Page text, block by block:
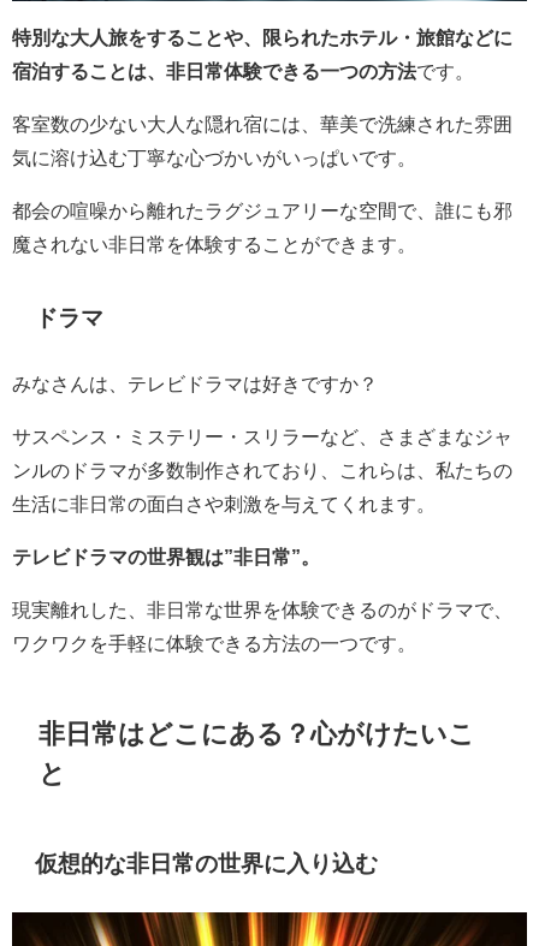
特別な大人旅をすることや、限られたホテル・旅館などに
宿泊することは、非日常体験できる一つの方法です。
客室数の少ない大人な隠れ宿には、華美で洗練された雰囲
気に溶け込む丁寧な心づかいがいっぱいです。
都会の喧噪から離れたラグジュアリーな空間で、誰にも邪
魔されない非日常を体験することができます。
ドラマ
みなさんは、テレビドラマは好きですか？
サスペンス・ミステリー・スリラーなど、さまざまなジャ
ンルのドラマが多数制作されており、これらは、私たちの
生活に非日常の面白さや刺激を与えてくれます。
テレビドラマの世界観は”非日常”。
現実離れした、非日常な世界を体験できるのがドラマで、
ワクワクを手軽に体験できる方法の一つです。
非日常はどこにある？心がけたいこ
と
仮想的な非日常の世界に入り込む